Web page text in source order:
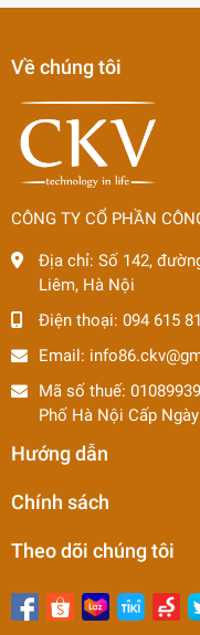
Về chúng tôi
CÔNG TY CỔ PHẦN
Địa chỉ: Số 142,
Liêm, Hà Nội
Điện thoại: 094 615
Email:
Mã số thuế:
Phố Hà Nội Cấp
Hướng dẫn
Chính sách
Theo dõi chúng tôi